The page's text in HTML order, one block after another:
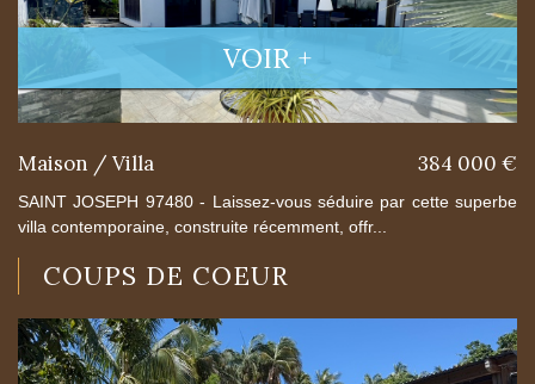
VOIR +
Maison / Villa 384 000 €
SAINT JOSEPH 97480 - Laissez-vous séduire par cette superbe
villa contemporaine, construite récemment, offr...
COUPS DE COEUR